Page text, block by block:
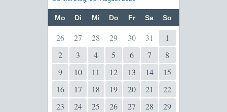
Mo Di Mi Do Fr Sa So
26 27 28 29 30 31
1
2
3 4 5 6 7
8
9
10 11 12 13 14
15
16
17 18 19 20 21
22
23
24 25 26 27 28
29